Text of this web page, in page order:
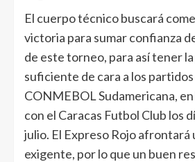
El cuerpo técnico buscará
victoria para sumar confianza
de este torneo, para así tener
suficiente de cara a los partidos
CONMEBOL Sudamericana,
con el Caracas Futbol Club los
julio. El Expreso Rojo afrontará
exigente, por lo que un buen